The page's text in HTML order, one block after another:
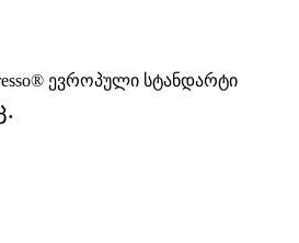
ევროპული სტანდარტი